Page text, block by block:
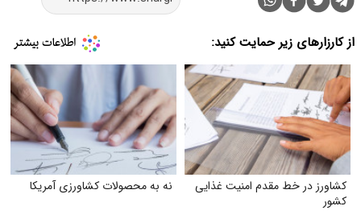
از کارزارهای زیر حمایت کنید:
کشاورز در خط مقدم امنیت غذایی
کشور
نه به محصولات کشاورزی آمریکا